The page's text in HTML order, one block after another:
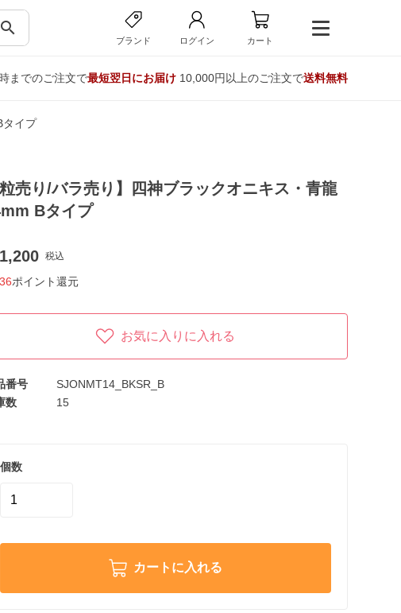
search
ブランド ログイン カート
までのご注文で最短翌日にお届け10,000円以上のご注文で送料無料
タイプ
粒売り/バラ売り】四神ブラックオニキス・青龍
Bタイプ
1,200 税込
36ポイント還元
お気に入りに入れる
番号
SJONMT14_BKSR_B
数
15
個数
カートに入れる